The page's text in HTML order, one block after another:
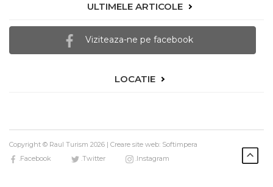
ULTIMELE ARTICOLE
Viziteaza-ne pe facebook
LOCATIE
Copyright © Raul Turism 2026 | Creare site web: Softimpera
.Facebook
.Twitter .Instagram